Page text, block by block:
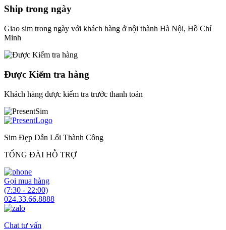
Ship trong ngày
Giao sim trong ngày với khách hàng ở nội thành Hà Nội, Hồ Chí
Minh
Được Kiểm tra hàng
Khách hàng được kiểm tra trước thanh toán
Sim Đẹp Dẫn Lối Thành Công
TỔNG ĐÀI HỖ TRỢ
Gọi mua hàng
(7:30 - 22:00)
024.33.66.8888
Chat tư vấn